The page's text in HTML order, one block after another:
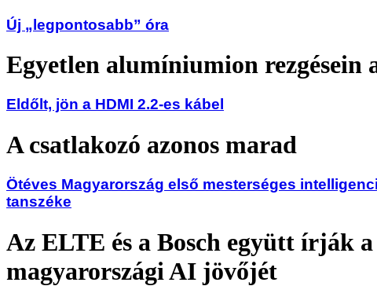
Új „legpontosabb” óra
Egyetlen alumíniumion rezgésein
Eldőlt, jön a HDMI 2.2-es kábel
A csatlakozó azonos marad
Ötéves Magyarország első mesterséges
tanszéke
Az ELTE és a Bosch együtt írják a
magyarországi AI jövőjét